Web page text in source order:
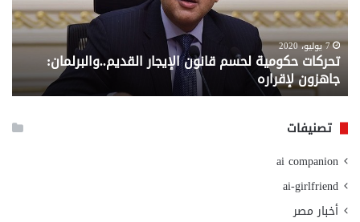
القديم..والبرلمان:
جاهزون
لإقراره
7 يوليو، 2020
تحركات حكومية لحسم قانون الإيجار القديم..والبرلمان:
جاهزون لإقراره
من
تصنيفات
ai companion
ai-girlfriend
أخبار مصر